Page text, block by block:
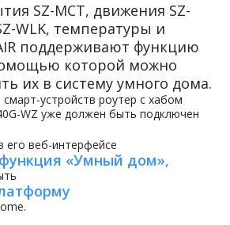
SZ-MCT, движения SZ-
WLK, температуры и
поддерживают функцию
которой можно
их в систему умного дома.
устройств роутер с хабом
WZ уже должен быть подключен
его веб-интерфейсе
«Умный дом»,